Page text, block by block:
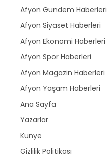
Afyon Gündem Haberleri
Afyon Siyaset Haberleri
Afyon Ekonomi Haberleri
Afyon Spor Haberleri
Afyon Magazin Haberleri
Afyon Yaşam Haberleri
Ana Sayfa
Yazarlar
Künye
Gizlilik Politikası